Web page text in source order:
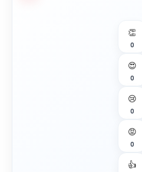
👏
0
😍
0
😢
0
😡
0
👍